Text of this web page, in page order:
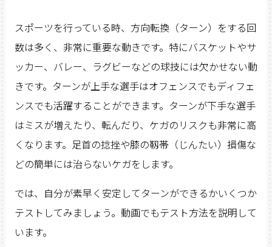
スポーツを行っている時、方向転換（ターン）をする回
数は多く、非常に重要な動きです。特にバスケットやサ
ッカー、バレー、ラグビーなどの球技には欠かせない動
きです。ターンが上手な選手はオフェンスでもディフェ
ンスでも活躍することができます。ターンが下手な選手
はミスが増えたり、転んだり、ケガのリスクも非常に高
くなります。足首の捻挫や膝の靱帯（じんたい）損傷な
どの簡単には治らないケガをします。
では、自分が素早く安定してターンができるかいくつか
テストしてみましょう。動画でもテスト方法を説明して
います。